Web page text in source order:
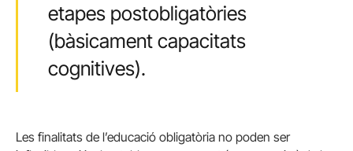
etapes postobligatòries
(bàsicament capacitats
cognitives).
Les finalitats de l’educació obligatòria no poden ser